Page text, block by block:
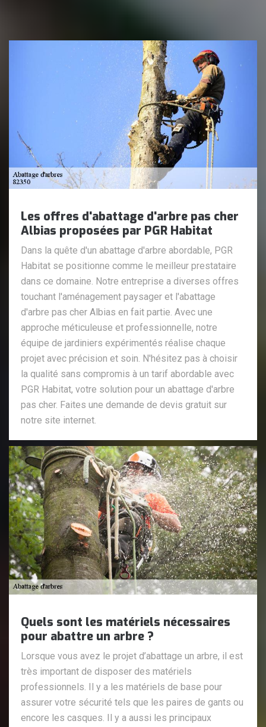
Les offres d'abattage d'arbre pas cher
Albias proposées par PGR Habitat
Dans la quête d'un abattage d'arbre abordable, PGR
Habitat se positionne comme le meilleur prestataire
dans ce domaine. Notre entreprise a diverses offres
touchant l'aménagement paysager et l'abattage
d'arbre pas cher Albias en fait partie. Avec une
approche méticuleuse et professionnelle, notre
équipe de jardiniers expérimentés réalise chaque
projet avec précision et soin. N'hésitez pas à choisir
la qualité sans compromis à un tarif abordable avec
PGR Habitat, votre solution pour un abattage d'arbre
pas cher. Faites une demande de devis gratuit sur
notre site internet.
Quels sont les matériels nécessaires
pour abattre un arbre ?
Lorsque vous avez le projet d’abattage un arbre, il est
très important de disposer des matériels
professionnels. Il y a les matériels de base pour
assurer votre sécurité tels que les paires de gants ou
encore les casques. Il y a aussi les principaux